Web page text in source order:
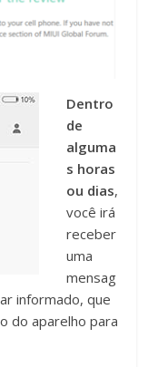
Dentro
de
alguma
s horas
ou dias,
você irá
receber
uma
mensag
informado, que
do aparelho para